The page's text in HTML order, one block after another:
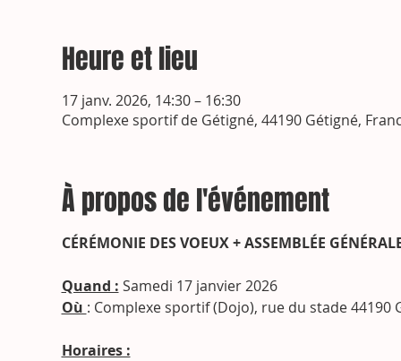
Heure et lieu
17 janv. 2026, 14:30 – 16:30
Complexe sportif de Gétigné, 44190 Gétigné,
À propos de l'événement
CÉRÉMONIE DES VOEUX + ASSEMBLÉE
Quand : Samedi 17 janvier 2026
Où : Complexe sportif (Dojo), rue du stade 44190
Horaires :